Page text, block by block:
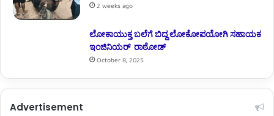
2 weeks ago
ಲೋಕಾಯುಕ್ತ ಬಲೆಗೆ ಬಿದ್ದ ಲೋಕೋಪಯೋಗಿ ಸಹಾಯಕ
ಇಂಜಿನಿಯರ್ ರಾಠೋಡ್
October 8, 2025
Advertisement